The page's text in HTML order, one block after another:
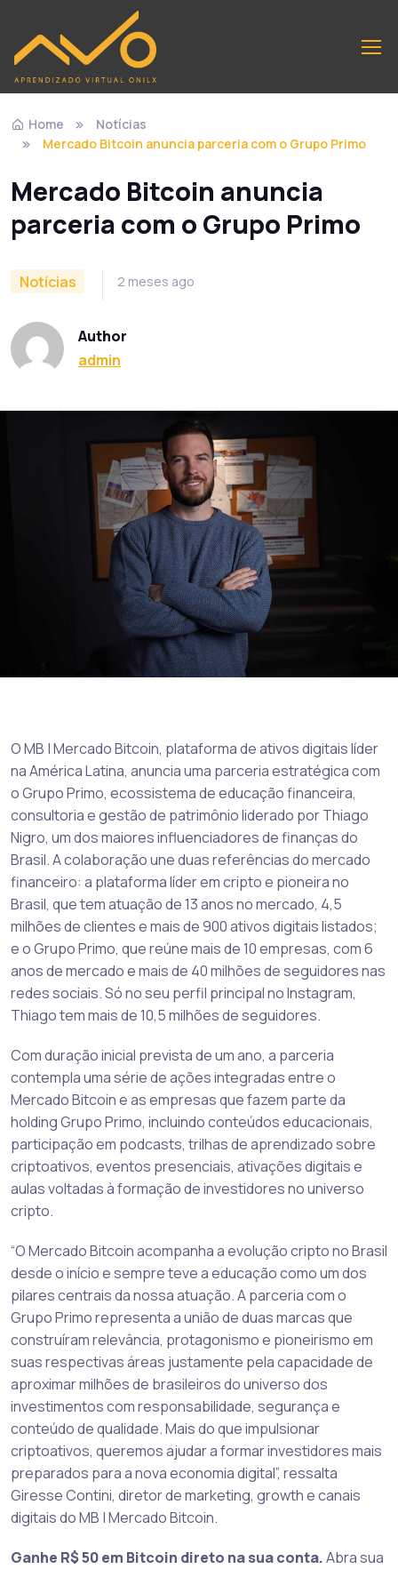
Home
Notícias
Mercado Bitcoin anuncia parceria com o Grupo Primo
Mercado Bitcoin anuncia
parceria com o Grupo Primo
Notícias 2 meses ago
Author
admin
O MB | Mercado Bitcoin, plataforma de ativos digitais líder
na América Latina, anuncia uma parceria estratégica com
o Grupo Primo, ecossistema de educação financeira,
consultoria e gestão de patrimônio liderado por Thiago
Nigro, um dos maiores influenciadores de finanças do
Brasil. A colaboração une duas referências do mercado
financeiro: a plataforma líder em cripto e pioneira no
Brasil, que tem atuação de 13 anos no mercado, 4,5
milhões de clientes e mais de 900 ativos digitais listados;
e o Grupo Primo, que reúne mais de 10 empresas, com 6
anos de mercado e mais de 40 milhões de seguidores nas
redes sociais. Só no seu perfil principal no Instagram,
Thiago tem mais de 10,5 milhões de seguidores.
Com duração inicial prevista de um ano, a parceria
contempla uma série de ações integradas entre o
Mercado Bitcoin e as empresas que fazem parte da
holding Grupo Primo, incluindo conteúdos educacionais,
participação em podcasts, trilhas de aprendizado sobre
criptoativos, eventos presenciais, ativações digitais e
aulas voltadas à formação de investidores no universo
cripto.
“O Mercado Bitcoin acompanha a evolução cripto no Brasil
desde o início e sempre teve a educação como um dos
pilares centrais da nossa atuação. A parceria com o
Grupo Primo representa a união de duas marcas que
construíram relevância, protagonismo e pioneirismo em
suas respectivas áreas justamente pela capacidade de
aproximar milhões de brasileiros do universo dos
investimentos com responsabilidade, segurança e
conteúdo de qualidade. Mais do que impulsionar
criptoativos, queremos ajudar a formar investidores mais
preparados para a nova economia digital”, ressalta
Giresse Contini, diretor de marketing, growth e canais
digitais do MB | Mercado Bitcoin.
Ganhe R$ 50 em Bitcoin direto na sua conta.Abra sua